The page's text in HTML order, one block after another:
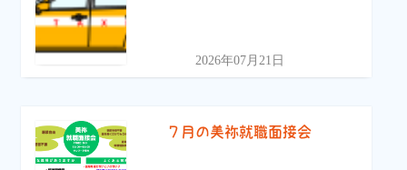
2026年07月21日
７月の美祢就職面接会